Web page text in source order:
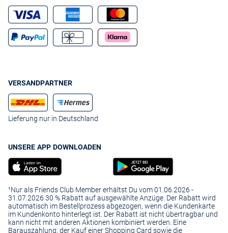
VERSANDPARTNER
Lieferung nur in Deutschland
UNSERE APP DOWNLOADEN
¹Nur als Friends Club Member erhältst Du vom 01.06.2026 -
31.07.2026 30 % Rabatt auf ausgewählte Anzüge. Der Rabatt wird
automatisch im Bestellprozess abgezogen, wenn die Kundenkarte
im Kundenkonto hinterlegt ist. Der Rabatt ist nicht übertragbar und
kann nicht mit anderen Aktionen kombiniert werden. Eine
Barauszahlung, der Kauf einer Shopping Card sowie die